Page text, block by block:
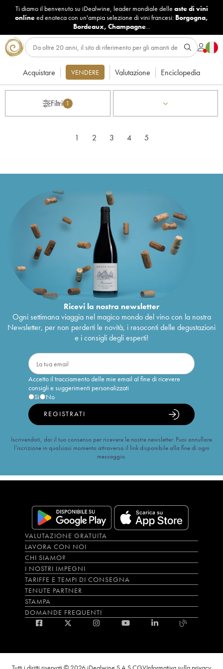
Ti diamo il benvenuto su iDealwine, leader mondiale delle aste di vini
onlineed enoteca con un'ampia selezione di vini francesi: Borgogna,
Bordeaux, Champagne...
Acquistare VENDERE Valutazione Enciclopedia
Filtri 1
1 2 3 4 5
Ricevi la nostra newsletter
Ogni settimana viaggia nel magico mondo del vino con la nostra
Newsletter, per non perderti le novità, i resoconti delle degustazioni
e i consigli degli esperti!
Accetto il tracciamento delle mie email al fine di ricevere
consigli e suggerimenti personalizzati
Sì
No
REGISTRATI
Iscrivendoti, dai il tuo consenso per ricevere le nostre newsletter. Puoi annullare
l’iscrizione in qualsiasi momento attraverso il link disponibile alla fine di ogni
messaggio.
VALUTAZIONE GRATUITA
LAVORA CON NOI
CHI SIAMO?
I NOSTRI IMPEGNI
TARIFFE E TEMPI DI CONSEGNA
TENUTE PARTNER
STAMPA
DOMANDE FREQUENTI